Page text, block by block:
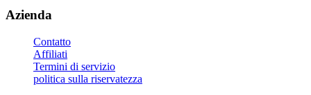
Azienda
Contatto
Affiliati
Termini di servizio
politica sulla riservatezza